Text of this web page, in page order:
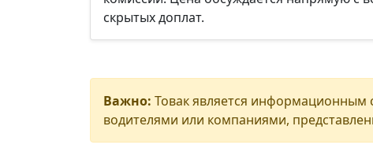
скрытых доплат.
Важно: Товак является информационным
водителями или компаниями,